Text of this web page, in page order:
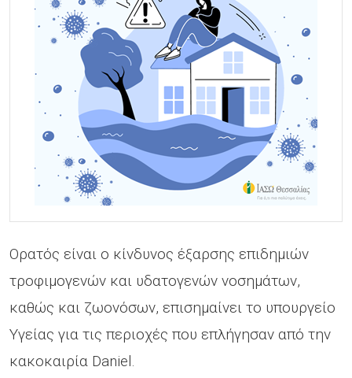
Ορατός είναι ο κίνδυνος έξαρσης επιδημιών
τροφιμογενών και υδατογενών νοσημάτων,
καθώς και ζωονόσων, επισημαίνει το υπουργείο
Υγείας για τις περιοχές που επλήγησαν από την
κακοκαιρία Daniel.